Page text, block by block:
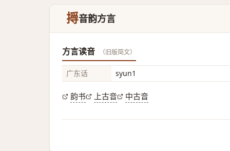
㩊音韵方言
方言读音 （旧版简文）
广东话 syun1
韵书 上古音 中古音